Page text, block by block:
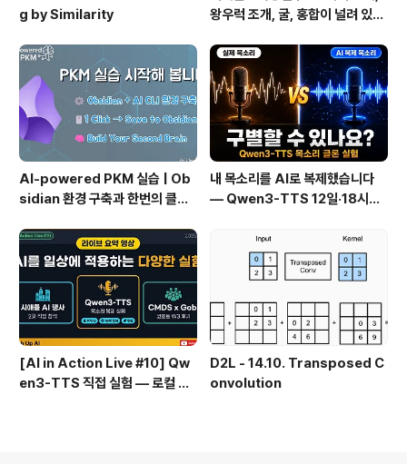
g by Similarity
왕우럭 조개, 굴, 홍합이 널려 있는
AI-powered PKM 실습 | Ob
sidian 환경 구축과 한번의 클릭
(Web Clipper)
내 목소리를 AI로 복제했습니다
— Qwen3-TTS 12일·18시간
[AI in Action Live #10] Qw
en3-TTS 직접 실험 — 로컬 설
D2L - 14.10. Transposed C
onvolution